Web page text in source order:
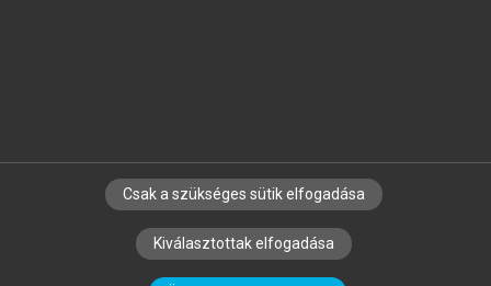
SZERZŐKNEK CÉGEKNEK KÖNYVTÁROSOKNAK
SZERKESZTÉSI ÉS LEKTORÁLÁSI ALAPELVEK
Csak a szükséges sütik elfogadása
Kiválasztottak elfogadása